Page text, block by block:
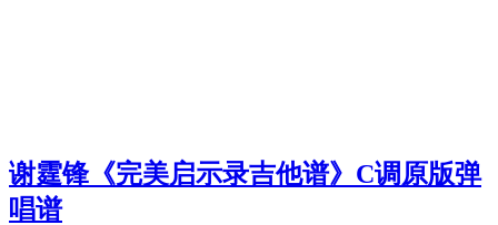
谢霆锋《完美启示录吉他谱》C调原版弹
唱谱